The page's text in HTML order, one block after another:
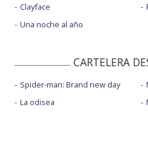
Clayface
Una noche al año
CARTELERA
Spider-man: Brand new day
La odisea